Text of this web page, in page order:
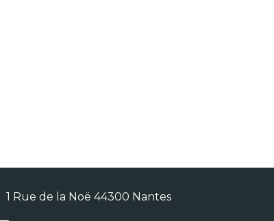
1 Rue de la Noë 44300 Nantes